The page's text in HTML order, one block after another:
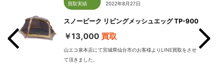
買取実績
2022年8月27日
スノーピーク リビングメッシュエッグ TP-900
￥13,000 買取
山エコ泉本店にて宮城県仙台市のお客様よりLINE買取をさせ
て頂きました。